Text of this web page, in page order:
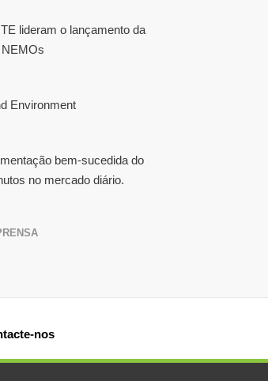
lideram o lançamento da
NEMOs
Environment
bem-sucedida do
no mercado diário.
nos